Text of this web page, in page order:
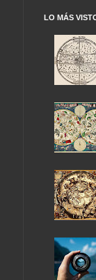
LO MÁS